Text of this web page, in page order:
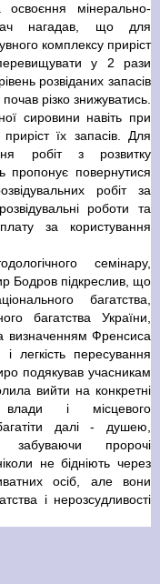
освоєння мінерально-
нагадав, що для
комплексу приріст
у 2 рази
розвіданих запасів
різко знижуватись.
сировини навіть при
їх запасів. Для
робіт з розвитку
пропонує повернутися
робіт за
роботи та
за користування
семінару,
Бодров підкреслив, що
багатства,
багатства України,
визначенням Френсиса
легкість пересування
подякував учасникам
вийти на конкретні
влади і місцевого
далі - душею,
забуваючи пророчі
не бідніють через
осіб, але вони
і нерозсудливості